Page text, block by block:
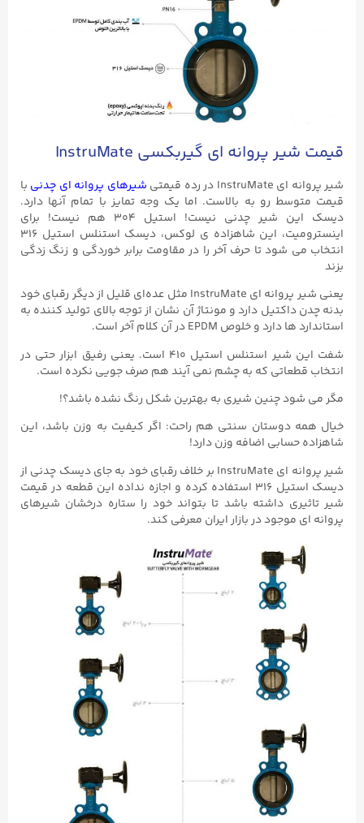
قیمت شیر پروانه‌ ای گیربکسی InstruMate
شیر پروانه ای InstruMate در رده قیمتی شیرهای پروانه ای چدنی با
قیمت متوسط رو به بالاست. اما یک وجه تمایز با تمام آنها دارد.
دیسک این شیر چدنی نیست! استیل ۳۰۴ هم نیست! برای
اینسترومیت، این شاهزاده ی لوکس، دیسک استنلس استیل ۳۱۶
انتخاب می شود تا حرف آخر را در مقاومت برابر خوردگی و زنگ زدگی
بزند
یعنی شیر پروانه ای InstruMate مثل عده‌ای قلیل از دیگر رقبای خود
بدنه چدن داکتیل دارد و مونتاژ آن نشان از توجه بالای تولید کننده به
استاندارد ها دارد و خلوص EPDM در آن کلام آخر است.
شفت این شیر استنلس استیل ۴۱۰ است. یعنی رفیق ابزار حتی در
انتخاب قطعاتی که به چشم نمی آیند هم صرف جویی نکرده است.
مگر می شود چنین شیری به بهترین شکل رنگ نشده باشد؟!
خیال همه دوستان سنتی هم راحت: اگر کیفیت به وزن باشد، این
شاهزاده حسابی اضافه وزن دارد!
شیر پروانه ای InstruMate بر خلاف رقبای خود به جای دیسک چدنی از
دیسک استیل ۳۱۶ استفاده کرده و اجازه نداده این قطعه در قیمت
شیر تاثیری داشته باشد تا بتواند خود را ستاره درخشان شیرهای
پروانه ای موجود در بازار ایران معرفی کند.